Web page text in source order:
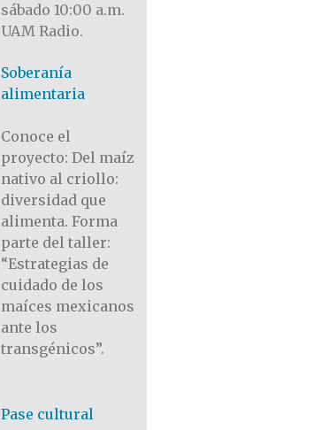
sábado 10:00 a.m.
UAM Radio.
Soberanía
alimentaria
Conoce el
proyecto: Del maíz
nativo al criollo:
diversidad que
alimenta. Forma
parte del taller:
“Estrategias de
cuidado de los
maíces mexicanos
ante los
transgénicos”.
Pase cultural